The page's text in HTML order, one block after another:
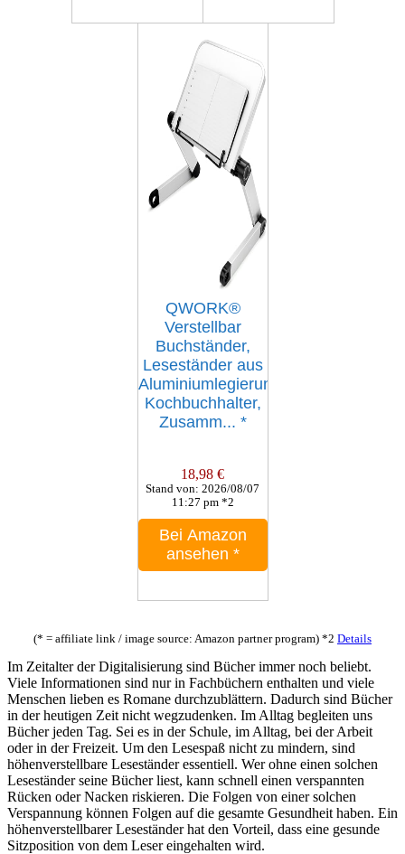
QWORK®
Verstellbar
Buchständer,
Leseständer aus
Aluminiumlegierung,
Kochbuchhalter,
Zusamm... *
18,98 €
Stand von: 2026/08/07
11:27 pm *2
Bei Amazon
ansehen *
(* = affiliate link / image source: Amazon partner program) *2 Details
Im Zeitalter der Digitalisierung sind Bücher immer noch beliebt.
Viele Informationen sind nur in Fachbüchern enthalten und viele
Menschen lieben es Romane durchzublättern. Dadurch sind Bücher
in der heutigen Zeit nicht wegzudenken. Im Alltag begleiten uns
Bücher jeden Tag. Sei es in der Schule, im Alltag, bei der Arbeit
oder in der Freizeit. Um den Lesespaß nicht zu mindern, sind
höhenverstellbare Leseständer essentiell. Wer ohne einen solchen
Leseständer seine Bücher liest, kann schnell einen verspannten
Rücken oder Nacken riskieren. Die Folgen von einer solchen
Verspannung können Folgen auf die gesamte Gesundheit haben. Ein
höhenverstellbarer Leseständer hat den Vorteil, dass eine gesunde
Sitzposition von dem Leser eingehalten wird.